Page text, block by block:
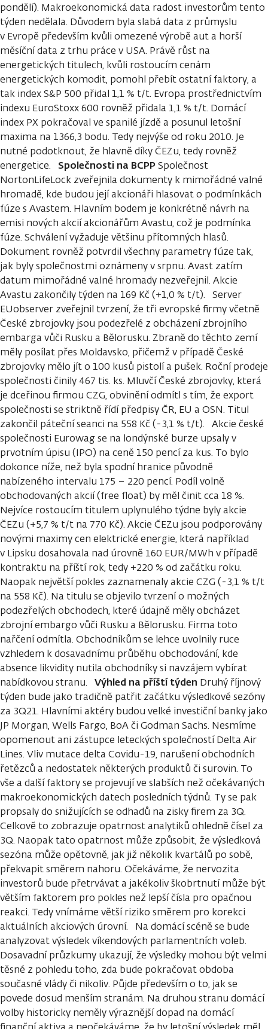
pondělí). Makroekonomická data radost investorům tento
týden nedělala. Důvodem byla slabá data z průmyslu
v Evropě především kvůli omezené výrobě aut a horší
měsíční data z trhu práce v USA. Právě růst na
energetických titulech, kvůli rostoucím cenám
energetických komodit, pomohl přebít ostatní faktory, a
tak index S&P 500 přidal 1,1 % t/t. Evropa prostřednictvím
indexu EuroStoxx 600 rovněž přidala 1,1 % t/t. Domácí
index PX pokračoval ve spanilé jízdě a posunul letošní
maxima na 1366,3 bodu. Tedy nejvýše od roku 2010. Je
nutné podotknout, že hlavně díky ČEZu, tedy rovněž
energetice. Společnosti na BCPPSpolečnost
NortonLifeLock zveřejnila dokumenty k mimořádné valné
hromadě, kde budou její akcionáři hlasovat o podmínkách
fúze s Avastem. Hlavním bodem je konkrétně návrh na
emisi nových akcií akcionářům Avastu, což je podmínka
fúze. Schválení vyžaduje většinu přítomných hlasů.
Dokument rovněž potvrdil všechny parametry fúze tak,
jak byly společnostmi oznámeny v srpnu. Avast zatím
datum mimořádné valné hromady nezveřejnil. Akcie
Avastu zakončily týden na 169 Kč (+1,0 % t/t). Server
EUobserver zveřejnil tvrzení, že tři evropské firmy včetně
České zbrojovky jsou podezřelé z obcházení zbrojního
embarga vůči Rusku a Bělorusku. Zbraně do těchto zemí
měly posílat přes Moldavsko, přičemž v případě České
zbrojovky mělo jít o 100 kusů pistolí a pušek. Roční prodeje
společnosti činily 467 tis. ks. Mluvčí České zbrojovky, která
je dceřinou firmou CZG, obvinění odmítl s tím, že export
společnosti se striktně řídí předpisy ČR, EU a OSN. Titul
zakončil páteční seanci na 558 Kč (-3,1 % t/t). Akcie české
společnosti Eurowag se na londýnské burze upsaly v
prvotním úpisu (IPO) na ceně 150 pencí za kus. To bylo
dokonce níže, než byla spodní hranice původně
nabízeného intervalu 175 – 220 pencí. Podíl volně
obchodovaných akcií (free float) by měl činit cca 18 %.
Nejvíce rostoucím titulem uplynulého týdne byly akcie
ČEZu (+5,7 % t/t na 770 Kč). Akcie ČEZu jsou podporovány
novými maximy cen elektrické energie, která například
v Lipsku dosahovala nad úrovně 160 EUR/MWh v případě
kontraktu na příští rok, tedy +220 % od začátku roku.
Naopak největší pokles zaznamenaly akcie CZG (-3,1 % t/t
na 558 Kč). Na titulu se objevilo tvrzení o možných
podezřelých obchodech, které údajně měly obcházet
zbrojní embargo vůči Rusku a Bělorusku. Firma toto
nařčení odmítla. Obchodníkům se lehce uvolnily ruce
vzhledem k dosavadnímu průběhu obchodování, kde
absence likvidity nutila obchodníky si navzájem vybírat
nabídkovou stranu. Výhled na příští týden Druhý říjnový
týden bude jako tradičně patřit začátku výsledkové sezóny
za 3Q21. Hlavními aktéry budou velké investiční banky jako
JP Morgan, Wells Fargo, BoA či Godman Sachs. Nesmíme
opomenout ani zástupce leteckých společností Delta Air
Lines. Vliv mutace delta Covidu-19, narušení obchodních
řetězců a nedostatek některých produktů či surovin. To
vše a další faktory se projevují ve slabších než očekávaných
makroekonomických datech posledních týdnů. Ty se pak
propsaly do snižujících se odhadů na zisky firem za 3Q.
Celkově to zobrazuje opatrnost analytiků ohledně čísel za
3Q. Naopak tato opatrnost může způsobit, že výsledková
sezóna může opětovně, jak již několik kvartálů po sobě,
překvapit směrem nahoru. Očekáváme, že nervozita
investorů bude přetrvávat a jakékoliv škobrtnutí může být
větším faktorem pro pokles než lepší čísla pro opačnou
reakci. Tedy vnímáme větší riziko směrem pro korekci
aktuálních akciových úrovní. Na domácí scéně se bude
analyzovat výsledek víkendových parlamentních voleb.
Dosavadní průzkumy ukazují, že výsledky mohou být velmi
těsné z pohledu toho, zda bude pokračovat obdoba
současné vlády či nikoliv. Půjde především o to, jak se
povede dosud menším stranám. Na druhou stranu domácí
volby historicky neměly výraznější dopad na domácí